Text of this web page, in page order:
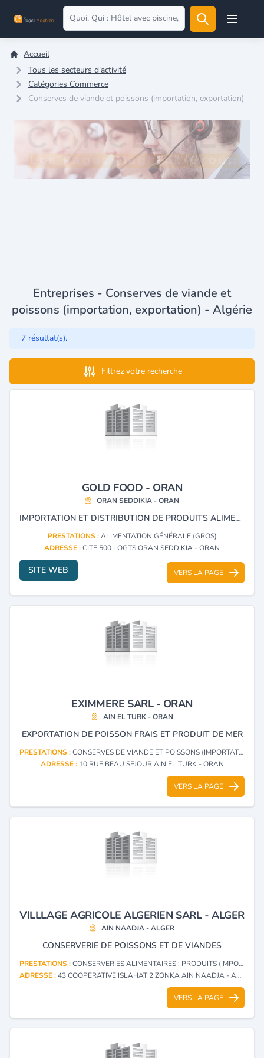
Open
Accueil
Tous les secteurs d'activité
Catégories Commerce
Conserves de viande et poissons (importation, exportation)
Entreprises - Conserves de viande et
poissons (importation, exportation) - Algérie
7 résultat(s).
Filtrez votre recherche
GOLD FOOD - ORAN
ORAN SEDDIKIA - ORAN
IMPORTATION ET DISTRIBUTION DE PRODUITS ALIMENTAIRES THON, MAYONNAISE, PÂTES, VOLAILLES ET MIEL.......
PRESTATIONS :ALIMENTATION GÉNÉRALE (GROS)
ADRESSE :CITE 500 LOGTS ORAN SEDDIKIA - ORAN
SITE WEB VERS LA PAGE
EXIMMERE SARL - ORAN
AIN EL TURK - ORAN
EXPORTATION DE POISSON FRAIS ET PRODUIT DE MER
PRESTATIONS :CONSERVES DE VIANDE ET POISSONS (IMPORTATION, EXPORTATION)
ADRESSE : 10 RUE BEAU SEJOUR AIN EL TURK - ORAN
VERS LA PAGE
VILLLAGE AGRICOLE ALGERIEN SARL - ALGER
AIN NAADJA - ALGER
CONSERVERIE DE POISSONS ET DE VIANDES
PRESTATIONS :CONSERVERIES ALIMENTAIRES : PRODUITS (IMPORTATION, EXPORTATION)
ADRESSE :43 COOPERATIVE ISLAHAT 2 ZONKA AIN NAADJA - ALGER
VERS LA PAGE